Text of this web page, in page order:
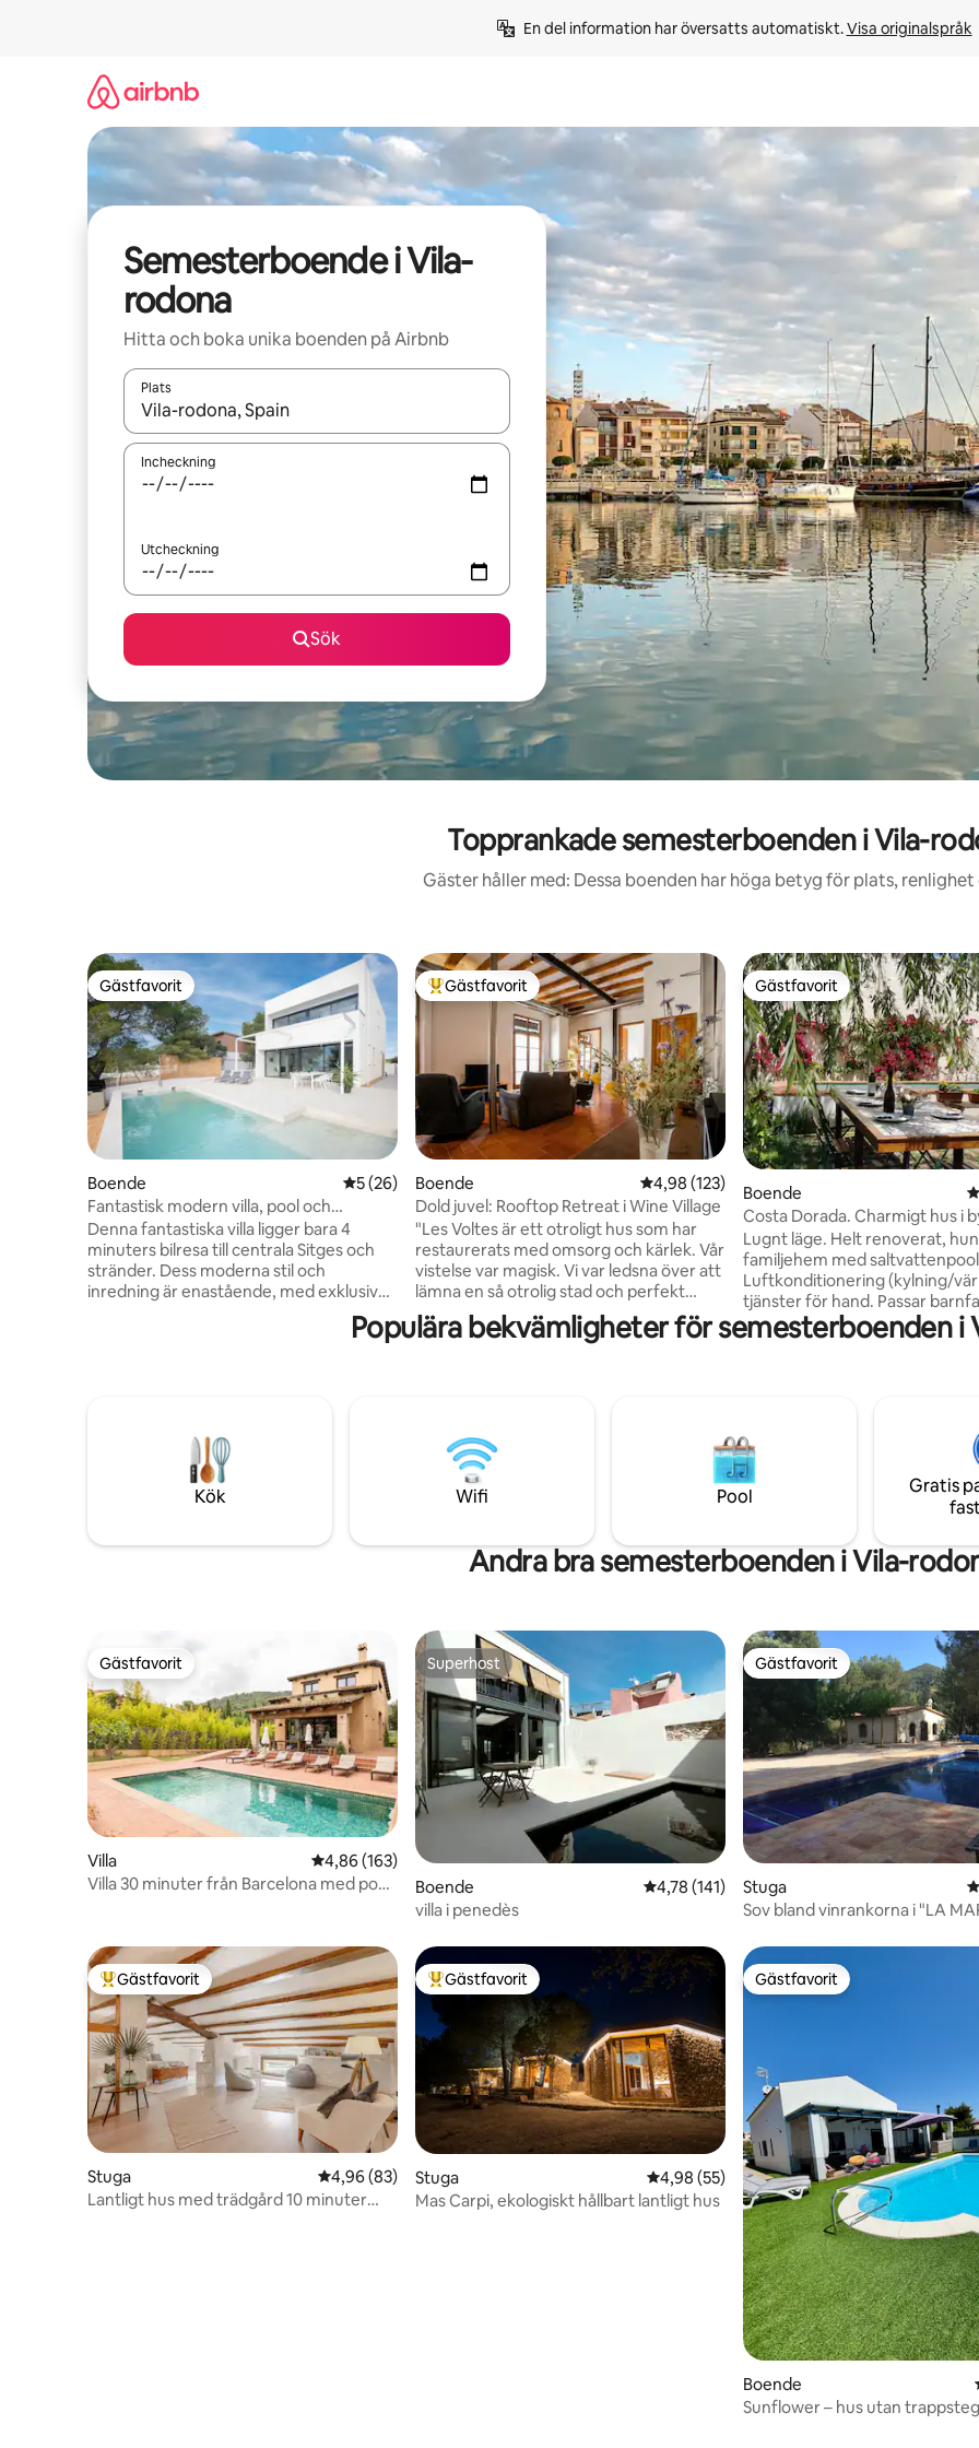
En del information har översatts automatiskt. Visa originalspråk
Semesterboende i Vila-
rodona
Hitta och boka unika boenden på Airbnb
Plats
När resultaten är tillgängliga kan du navigera med upp- och nedåtpilarna eller utforska genom att trycka eller svepa.
Incheckning
Utcheckning
Sök
Topprankade semesterboenden i Vila-
Gäster håller med: Dessa boenden har höga betyg för plats, renlighet
Gästfavorit
Gästfavorit
Boende 5 av 5 i genomsnittligt betyg, 26 omdömen
5 (26)
Fantastisk modern villa, pool och
havsutsikt, sovplatser för 8
Denna fantastiska villa ligger bara 4
minuters bilresa till centrala Sitges och
stränder. Dess moderna stil och
inredning är enastående, med exklusiva
moderna ytor. Utrymmet och utsikten
badrum, två separata toaletter,
familjebastu och otrolig havsutsikt. Privat
mark, parkering och pool. Stor grillplats
och utomhusmåltider och lounge.
Populär gästfavorit
Gästfavorit
Boende 4,98 av 5 i genomsnittligt betyg, 123
4,98 (123)
Dold juvel: Rooftop Retreat i Wine Village
"Les Voltes är ett otroligt hus som har
restaurerats med omsorg och kärlek. Vår
vistelse var magisk. Vi var ledsna över att
lämna en så otrolig stad och perfekt
lägenhet." – Rikki Träbjälkar, stengolv och
en 200 år gammal fresk bevarar vårt
utsikt över tegeltak omgivna av ett
lapptäcke av vingårdar i fjärran. Och vår
gemensamma pool är perfekt för ett
dopp.
Gästfavorit
Gästfavorit
Boende
Costa Dorada. Charmigt hus i
pool
Lugnt läge. Helt renoverat,
familjehem med
Luftkonditionering (kylning/
tjänster för hand. Passar
att njuta av det lekfulla
Gold Coast bort från liv och
vinområdet Penedès och resa
Barcelona, Tarragona, Sitges,
andra platser med ett välkänt
gastronomiskt och kulturellt
Populära bekvämligheter för semesterboenden i
Kök Wifi Pool
Gratis
Andra bra semesterboenden i Vila-
Gästfavorit
Gästfavorit
Villa 4,86 av 5 i genomsnittligt betyg, 163 omdömen
4,86 (163)
Villa 30 minuter från Barcelona med pool
Superhost
Superhost
Boende 4,78 av 5 i genomsnittligt betyg, 141
4,78 (141)
villa i penedès
Gästfavorit
Gästfavorit
Stuga
Sov bland vinrankorna i "LA
Populär gästfavorit
Gästfavorit
Stuga 4,96 av 5 i genomsnittligt betyg, 83 omdömen
4,96 (83)
Lantligt hus med trädgård 10 minuter
Populär gästfavorit
Gästfavorit
Stuga 4,98 av 5 i genomsnittligt betyg, 55
4,98 (55)
Mas Carpi, ekologiskt hållbart lantligt hus
Gästfavorit
Gästfavorit
Boende
Sunflower – hus utan